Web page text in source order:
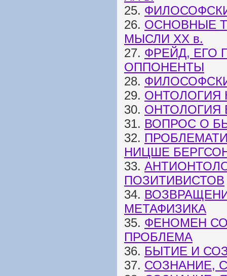
25.
26. ОСНОВНЫЕ
МЫСЛИ XX в.
27. ФРЕЙД, ЕГО
ОППОНЕНТЫ
28.
29. ОНТОЛОГИЯ
30. ОНТОЛОГИЯ
31. ВОПРОС О
32.
НИЦШЕ
33.
ПОЗИТИВИСТОВ
34.
МЕТАФИЗИКА
35. ФЕНОМЕН
ПРОБЛЕМА
36. БЫТИЕ И
37. СОЗНАНИЕ,